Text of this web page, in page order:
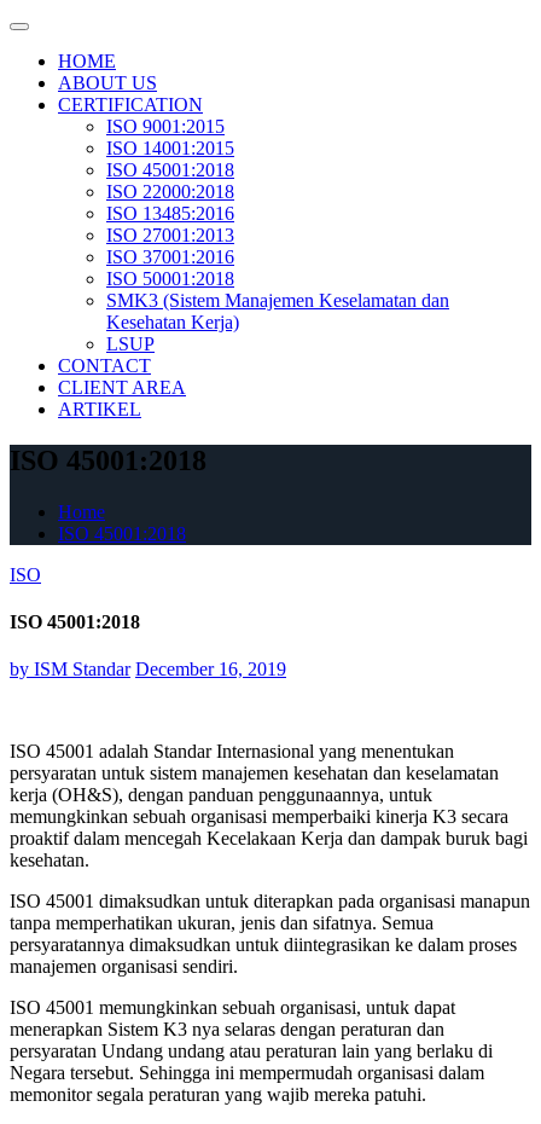
Skip
contentHOME
ABOUT US
CERTIFICATION
ISO 9001:2015
ISO 14001:2015
ISO 45001:2018
ISO 22000:2018
ISO 13485:2016
ISO 27001:2013
ISO 37001:2016
ISO 50001:2018
SMK3 (Sistem Manajemen Keselamatan dan
Kesehatan Kerja)
LSUP
CONTACT
CLIENT AREA
ARTIKEL
ISO 45001:2018
Home
ISO 45001:2018
ISO
ISO 45001:2018
by ISM Standar December 16, 2019
ISO 45001 adalah Standar Internasional yang menentukan
persyaratan untuk sistem manajemen kesehatan dan keselamatan
kerja (OH&S), dengan panduan penggunaannya, untuk
memungkinkan sebuah organisasi memperbaiki kinerja K3 secara
proaktif dalam mencegah Kecelakaan Kerja dan dampak buruk bagi
kesehatan.
ISO 45001 dimaksudkan untuk diterapkan pada organisasi manapun
tanpa memperhatikan ukuran, jenis dan sifatnya. Semua
persyaratannya dimaksudkan untuk diintegrasikan ke dalam proses
manajemen organisasi sendiri.
ISO 45001 memungkinkan sebuah organisasi, untuk dapat
menerapkan Sistem K3 nya selaras dengan peraturan dan
persyaratan Undang undang atau peraturan lain yang berlaku di
Negara tersebut. Sehingga ini mempermudah organisasi dalam
memonitor segala peraturan yang wajib mereka patuhi.